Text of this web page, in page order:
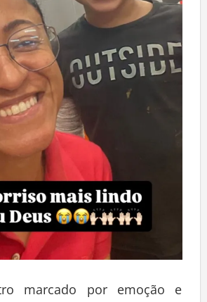
marcado por emoção e